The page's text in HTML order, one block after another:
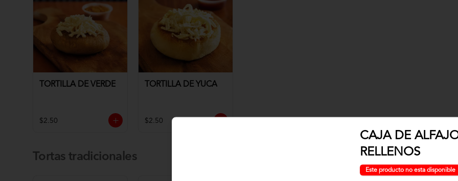
TORTILLA DE VERDE
$2.50
TORTILLA DE YUCA
$2.50
Tortas tradicionales
CAJA DE
RELLENOS
Este producto no esta disponible